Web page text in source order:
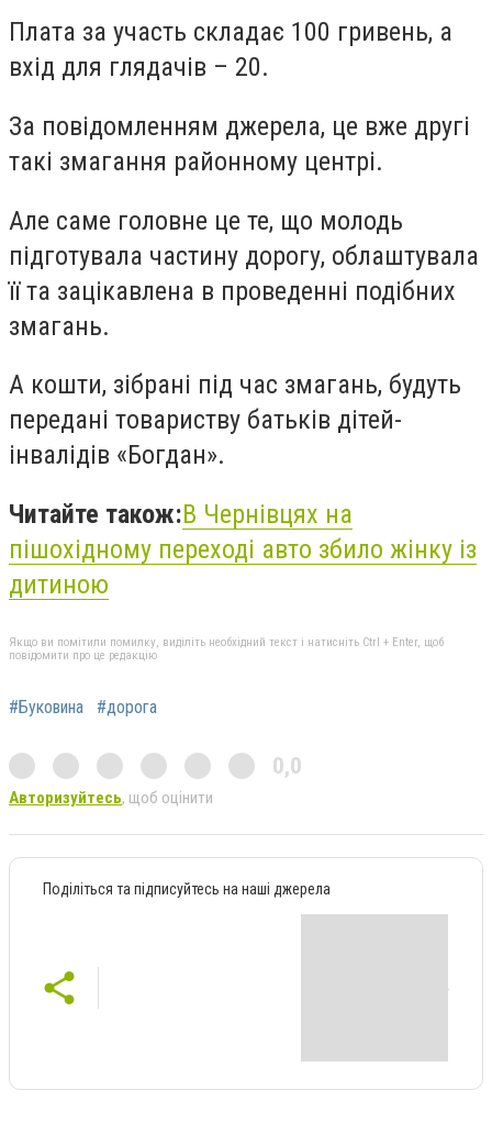
Плата за участь складає 100 гривень, а
вхід для глядачів – 20.
За повідомленням джерела, це вже другі
такі змагання районному центрі.
Але саме головне це те, що молодь
підготувала частину дорогу, облаштувала
її та зацікавлена в проведенні подібних
змагань.
А кошти, зібрані під час змагань, будуть
передані товариству батьків дітей-
інвалідів «Богдан».
Читайте також:В Чернівцях на
пішохідному переході авто збило жінку із
дитиною
Якщо ви помітили помилку, виділіть необхідний текст і натисніть Ctrl + Enter, щоб
повідомити про це редакцію
#Буковина #дорога
0,0
Авторизуйтесь, щоб оцінити
Поділіться та підписуйтесь на наші джерела